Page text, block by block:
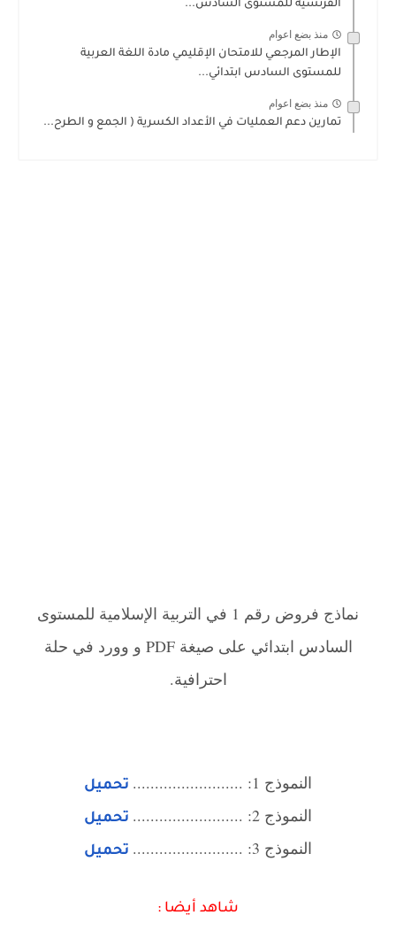
الفرنسية للمستوى السادس...
منذ بضع اعوام
الإطار المرجعي للامتحان الإقليمي مادة اللغة العربية
للمستوى السادس ابتدائي...
منذ بضع اعوام
تمارين دعم العمليات في الأعداد الكسرية ( الجمع و الطرح...
نماذج فروض رقم 1 في التربية الإسلامية للمستوى
السادس ابتدائي على صيغة PDF و وورد في حلة
احترافية.
النموذج 1: ......................... تحميل
النموذج 2: ......................... تحميل
النموذج 3: ......................... تحميل
شاهد أيضا :